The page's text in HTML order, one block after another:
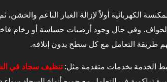
الكهربائية أولاً لإزالة الغبار الناعم
والحواف. وفي حال وجود أرضيات حساسة أو رخام
طريقة التعامل مع كل سطح بدون إتلافه.
ربط الخدمة بخدمات متقدمة مثل:تنظيف سجاد في